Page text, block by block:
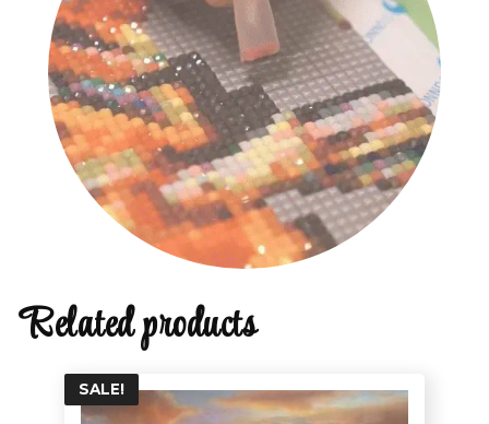
Related products
SALE!